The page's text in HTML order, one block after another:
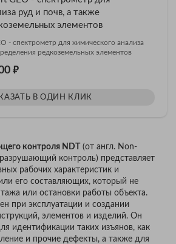
руд и почв, а также
элементов
- спектрометр для химического анализа
редкоземельных элементов
₽
В ОДИН КЛИК
контроля NDT
(от англ. Non-
контроль) представляет
рабочих характеристик и
его составляющих, который не
или остановки работы объекта.
при эксплуатации и создании
элементов и изделий. Он
идентификации таких изъянов, как
и прочие дефекты, а также для